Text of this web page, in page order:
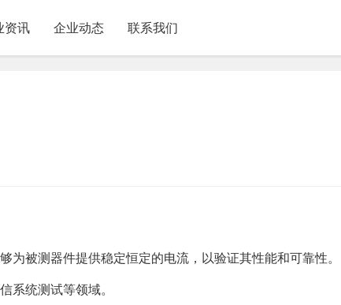
资讯 企业动态 联系我们
被测器件提供稳定恒定的电流，以验证其性能和可靠性。
系统测试等领域。